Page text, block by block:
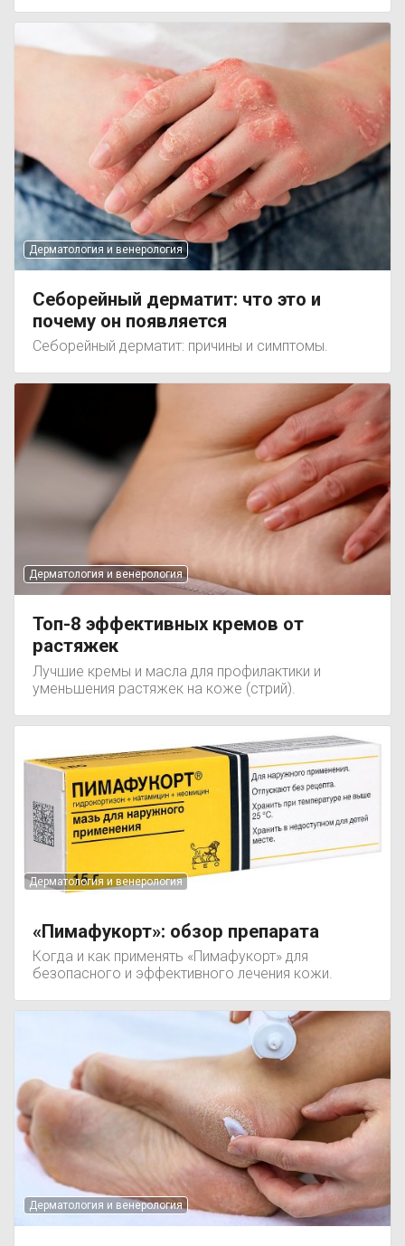
Дерматология и венерология
Себорейный дерматит: что это и
почему он появляется
Себорейный дерматит: причины и симптомы.
Дерматология и венерология
Топ-8 эффективных кремов от
растяжек
Лучшие кремы и масла для профилактики и
уменьшения растяжек на коже (стрий).
Дерматология и венерология
«Пимафукорт»: обзор препарата
Когда и как применять «Пимафукорт» для
безопасного и эффективного лечения кожи.
Дерматология и венерология